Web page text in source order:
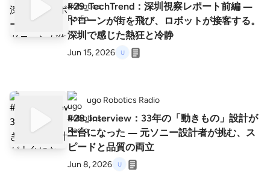
#29_TechTrend：深圳視察レポート前編 ―
ドローンが街を飛び、ロボットが接客する。
深圳で感じた熱狂と冷静
Jun 15, 2026
ugo Robotics Radio
#28_Interview：33年の「動きもの」設計が
土台になった ― 元ソニー設計者が挑む、ス
ピードと品質の両立
Jun 8, 2026